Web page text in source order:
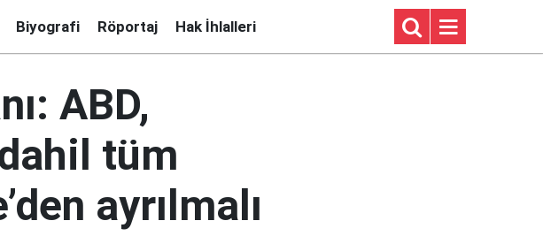
Biyografi Röportaj Hak İhlalleri
ABD,
tüm
ayrılmalı